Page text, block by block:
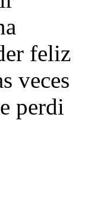
feliz
veces
perdi